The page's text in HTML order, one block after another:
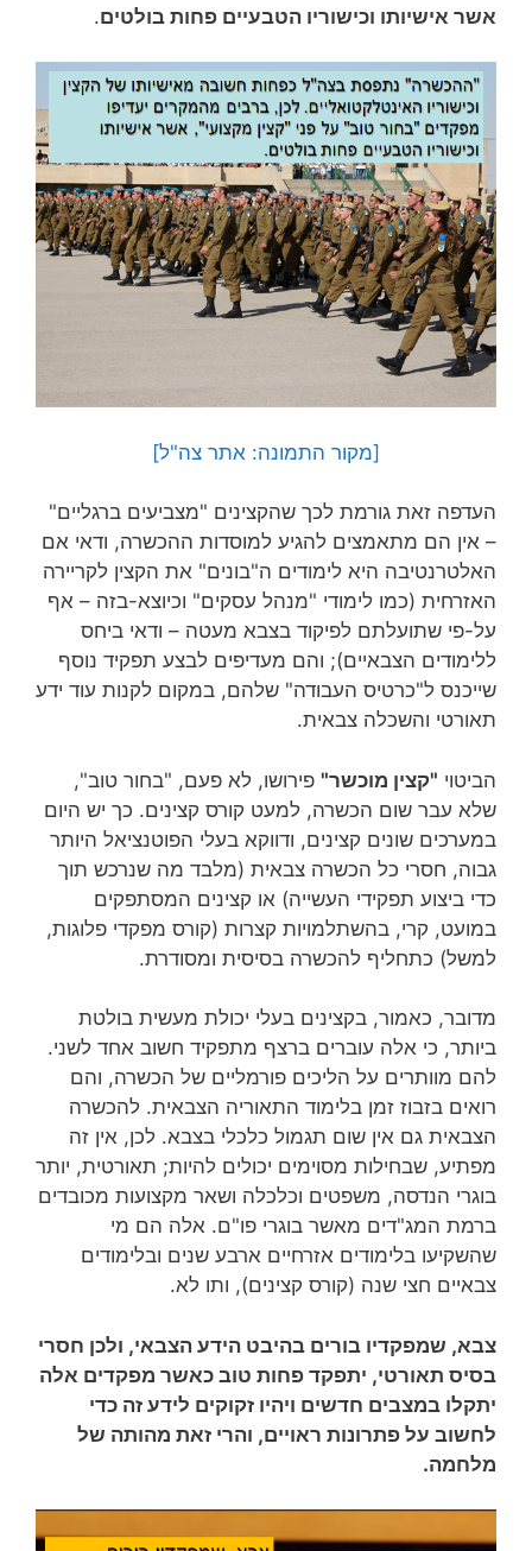
אשר אישיותו וכישוריו הטבעיים פחות בולטים.
[מקור התמונה: אתר צה"ל]
העדפה זאת גורמת לכך שהקצינים "מצביעים ברגליים"
– אין הם מתאמצים להגיע למוסדות ההכשרה, ודאי אם
האלטרנטיבה היא לימודים ה"בונים" את הקצין לקריירה
האזרחית (כמו לימודי "מנהל עסקים" וכיוצא-בזה – אף
על-פי שתועלתם לפיקוד בצבא מעטה – ודאי ביחס
ללימודים הצבאיים); והם מעדיפים לבצע תפקיד נוסף
שייכנס ל"כרטיס העבודה" שלהם, במקום לקנות עוד ידע
תאורטי והשכלה צבאית.
הביטוי "קצין מוכשר" פירושו, לא פעם, "בחור טוב",
שלא עבר שום הכשרה, למעט קורס קצינים. כך יש היום
במערכים שונים קצינים, ודווקא בעלי הפוטנציאל היותר
גבוה, חסרי כל הכשרה צבאית (מלבד מה שנרכש תוך
כדי ביצוע תפקידי העשייה) או קצינים המסתפקים
במועט, קרי, בהשתלמויות קצרות (קורס מפקדי פלוגות,
למשל) כתחליף להכשרה בסיסית ומסודרת.
מדובר, כאמור, בקצינים בעלי יכולת מעשית בולטת
ביותר, כי אלה עוברים ברצף מתפקיד חשוב אחד לשני.
להם מוותרים על הליכים פורמליים של הכשרה, והם
רואים בזבוז זמן בלימוד התאוריה הצבאית. להכשרה
הצבאית גם אין שום תגמול כלכלי בצבא. לכן, אין זה
מפתיע, שבחילות מסוימים יכולים להיות; תאורטית, יותר
בוגרי הנדסה, משפטים וכלכלה ושאר מקצועות מכובדים
ברמת המג"דים מאשר בוגרי פו"ם. אלה הם מי
שהשקיעו בלימודים אזרחיים ארבע שנים ובלימודים
צבאיים חצי שנה (קורס קצינים), ותו לא.
צבא, שמפקדיו בורים בהיבט הידע הצבאי, ולכן חסרי
בסיס תאורטי, יתפקד פחות טוב כאשר מפקדים אלה
יתקלו במצבים חדשים ויהיו זקוקים לידע זה כדי
לחשוב על פתרונות ראויים, והרי זאת מהותה של
מלחמה.